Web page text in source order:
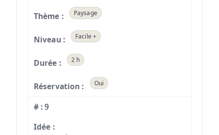
Paysage
Facile +
2 h
Oui
9